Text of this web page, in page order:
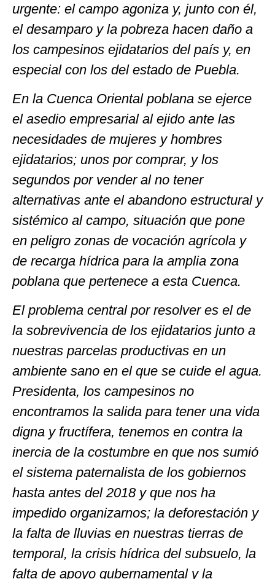
urgente: el campo agoniza y, junto con él,
el desamparo y la pobreza hacen daño a
los campesinos ejidatarios del país y, en
especial con los del estado de Puebla.
En la Cuenca Oriental poblana se ejerce
el asedio empresarial al ejido ante las
necesidades de mujeres y hombres
ejidatarios; unos por comprar, y los
segundos por vender al no tener
alternativas ante el abandono estructural y
sistémico al campo, situación que pone
en peligro zonas de vocación agrícola y
de recarga hídrica para la amplia zona
poblana que pertenece a esta Cuenca.
El problema central por resolver es el de
la sobrevivencia de los ejidatarios junto a
nuestras parcelas productivas en un
ambiente sano en el que se cuide el agua.
Presidenta, los campesinos no
encontramos la salida para tener una vida
digna y fructífera, tenemos en contra la
inercia de la costumbre en que nos sumió
el sistema paternalista de los gobiernos
hasta antes del 2018 y que nos ha
impedido organizarnos; la deforestación y
la falta de lluvias en nuestras tierras de
temporal, la crisis hídrica del subsuelo, la
falta de apoyo gubernamental y la